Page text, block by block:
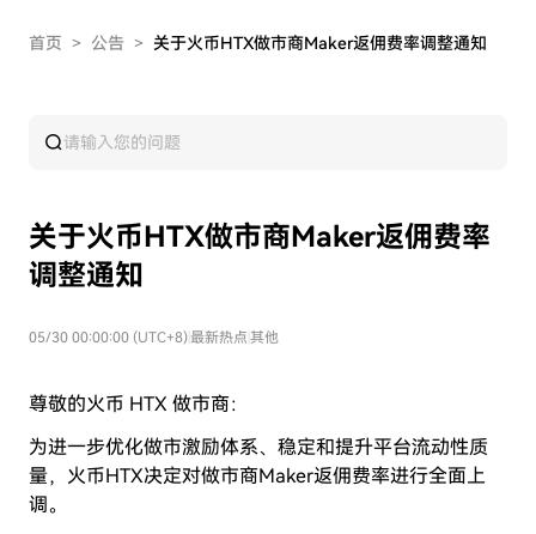
首页 > 公告 > 关于火币HTX做市商Maker返佣费率调整通知
关于火币HTX做市商Maker返佣费率
调整通知
05/30 00:00:00 (UTC+8)最新热点 其他
尊敬的火币 HTX 做市商：
为进一步优化做市激励体系、稳定和提升平台流动性质
量，火币HTX决定对做市商Maker返佣费率进行全面上
调。